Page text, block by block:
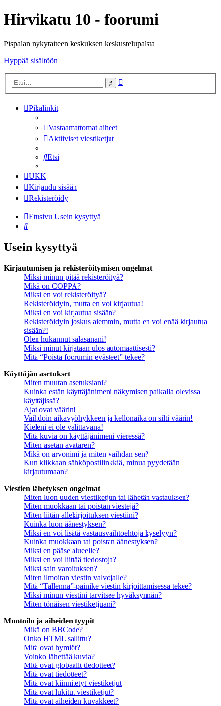
Hirvikatu 10 - foorumi
Pispalan nykytaiteen keskuksen keskustelupalsta
Hyppää sisältöön
Etsi
Pikalinkit
Vastaamattomat aiheet
Aktiiviset viestiketjut
Etsi
UKK
Kirjaudu sisään
Rekisteröidy
Etusivu Usein kysyttyä
Etsi
Usein kysyttyä
Kirjautumisen ja rekisteröitymisen ongelmat
Miksi minun pitää rekisteröityä?
Mikä on COPPA?
Miksi en voi rekisteröityä?
Rekisteröidyin, mutta en voi kirjautua!
Miksi en voi kirjautua sisään?
Rekisteröidyin joskus aiemmin, mutta en voi enää kirjautua
sisään?!
Olen hukannut salasanani!
Miksi minut kirjataan ulos automaattisesti?
Mitä “Poista foorumin evästeet” tekee?
Käyttäjän asetukset
Miten muutan asetuksiani?
Kuinka estän käyttäjänimeni näkymisen paikalla olevissa
käyttäjissä?
Ajat ovat väärin!
Vaihdoin aikavyöhykkeen ja kellonaika on silti väärin!
Kieleni ei ole valittavana!
Mitä kuvia on käyttäjänimeni vieressä?
Miten asetan avataren?
Mikä on arvonimi ja miten vaihdan sen?
Kun klikkaan sähköpostilinkkiä, minua pyydetään
kirjautumaan?
Viestien lähetyksen ongelmat
Miten luon uuden viestiketjun tai lähetän vastauksen?
Miten muokkaan tai poistan viestejä?
Miten liitän allekirjoituksen viestiini?
Kuinka luon äänestyksen?
Miksi en voi lisätä vastausvaihtoehtoja kyselyyn?
Kuinka muokkaan tai poistan äänestyksen?
Miksi en pääse alueelle?
Miksi en voi liittää tiedostoja?
Miksi sain varoituksen?
Miten ilmoitan viestin valvojalle?
Mitä “Tallenna”-painike viestin kirjoittamisessa tekee?
Miksi minun viestini tarvitsee hyväksynnän?
Miten tönäisen viestiketjuani?
Muotoilu ja aiheiden tyypit
Mikä on BBCode?
Onko HTML sallittu?
Mitä ovat hymiöt?
Voinko lähettää kuvia?
Mitä ovat globaalit tiedotteet?
Mitä ovat tiedotteet?
Mitä ovat kiinnitetyt viestiketjut
Mitä ovat lukitut viestiketjut?
Mitä ovat aiheiden kuvakkeet?